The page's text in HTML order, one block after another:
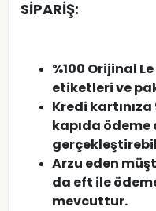
SİPARİŞ:
%100 Orijinal
etiketleri ve
Kredi
kapıda ödeme
Arzu eden
da eft ile
mevcuttur.